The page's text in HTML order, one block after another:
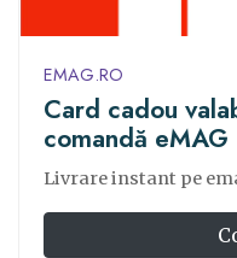
EMAG.RO
Card cadou
comandă eMAG
Livrare instant pe